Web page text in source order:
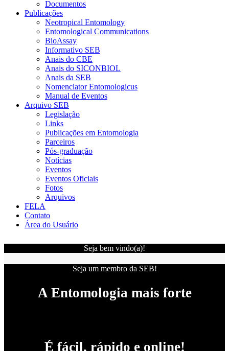
Documentos
Publicações
Neotropical Entomology
Entomological Communications
BioAssay
Informativo SEB
Anais do CBE
Anais do SICONBIOL
Anais da SEB
Nomenclator Entomologicus
Manual de Eventos
Arquivo SEB
Legislação
Links
Publicações em Entomologia
Parceiros
Pós-graduação
Notícias
Eventos
Eventos Oficiais
Fotos
Arquivos
FELA
Contato
Área do Usuário
Seja bem vindo(a)!
Seja um membro da SEB!
A Entomologia mais forte
É fácil, rápido e online!